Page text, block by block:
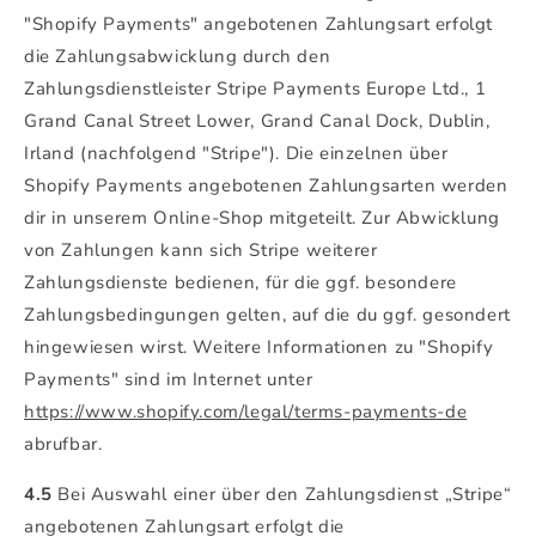
"Shopify Payments" angebotenen Zahlungsart erfolgt
die Zahlungsabwicklung durch den
Zahlungsdienstleister Stripe Payments Europe Ltd., 1
Grand Canal Street Lower, Grand Canal Dock, Dublin,
Irland (nachfolgend "Stripe"). Die einzelnen über
Shopify Payments angebotenen Zahlungsarten werden
dir in unserem Online-Shop mitgeteilt. Zur Abwicklung
von Zahlungen kann sich Stripe weiterer
Zahlungsdienste bedienen, für die ggf. besondere
Zahlungsbedingungen gelten, auf die du ggf. gesondert
hingewiesen wirst. Weitere Informationen zu "Shopify
Payments" sind im Internet unter
https://www.shopify.com/legal/terms-payments-de
abrufbar.
4.5 Bei Auswahl einer über den Zahlungsdienst „Stripe“
angebotenen Zahlungsart erfolgt die